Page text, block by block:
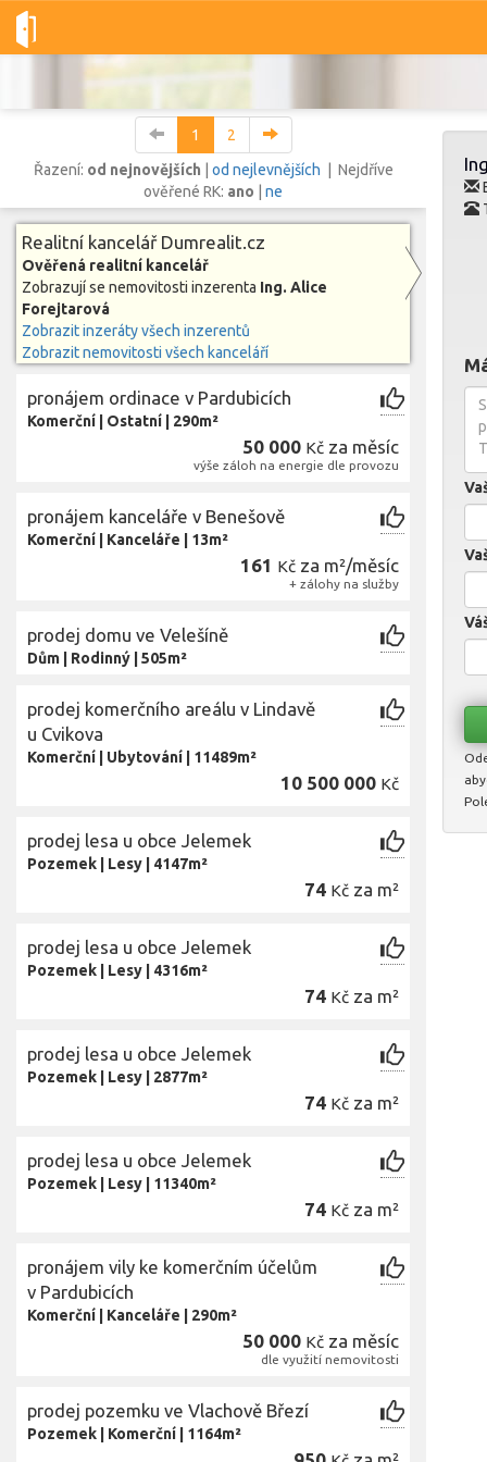
Dobré-nemovitosti.cz Dumrealit.cz Ing. Alice Forejtarová
Lokalita
Lokalita
Cena
1
2
Řazení: od nejnovějších od nejlevnějších | Nejdříve
ověřené RK: ano ne
Realitní kancelář Dumrealit.cz
Ověřená realitní kancelář
Zobrazují se nemovitosti inzerenta Ing. Alice
Forejtarová
Zobrazit inzeráty všech inzerentů
Zobrazit nemovitosti všech kanceláří
pronájem ordinace v Pardubicích
Komerční Ostatní 290m²
50 000 Kč za měsíc
výše záloh na energie dle provozu
pronájem kanceláře v Benešově
Komerční Kanceláře 13m²
161 Kč za m²/měsíc
+ zálohy na služby
prodej domu ve Velešíně
Dům Rodinný 505m²
prodej komerčního areálu v Lindavě
u Cvikova
Komerční Ubytování 11489m²
10 500 000 Kč
prodej lesa u obce Jelemek
Pozemek Lesy 4147m²
74 Kč za m²
prodej lesa u obce Jelemek
Pozemek Lesy 4316m²
74 Kč za m²
prodej lesa u obce Jelemek
Pozemek Lesy 2877m²
74 Kč za m²
prodej lesa u obce Jelemek
Pozemek Lesy 11340m²
74 Kč za m²
pronájem vily ke komerčním účelům
v Pardubicích
Komerční Kanceláře 290m²
50 000 Kč za měsíc
dle využití nemovitosti
prodej pozemku ve Vlachově Březí
Pozemek Komerční 1164m²